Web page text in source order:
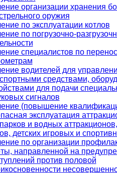
организации хранения
оружия
по эксплуатации котлов
по погрузочно-
специалистов по
водителей для
средствами,
для подачи
сигналов
(повышение
эксплуатация
и водных
детских игровых и
по организации
направленной на
против половой